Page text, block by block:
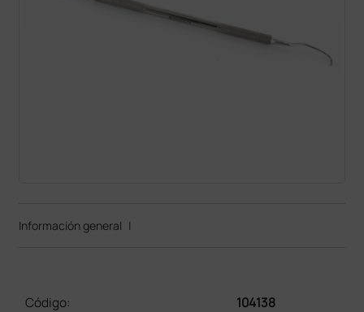
Información general |
Código:
104138